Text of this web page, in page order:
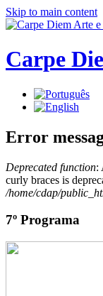
Skip to main content
Carpe
Error
Deprecated function:
curly braces is
/home/cdap/
7º Programa